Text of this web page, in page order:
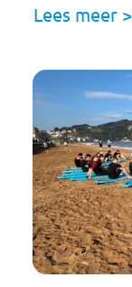
Lees meer